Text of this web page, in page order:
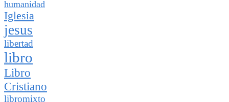
humanidad
Iglesia
jesus
libertad
libro
Libro
Cristiano
libromixto